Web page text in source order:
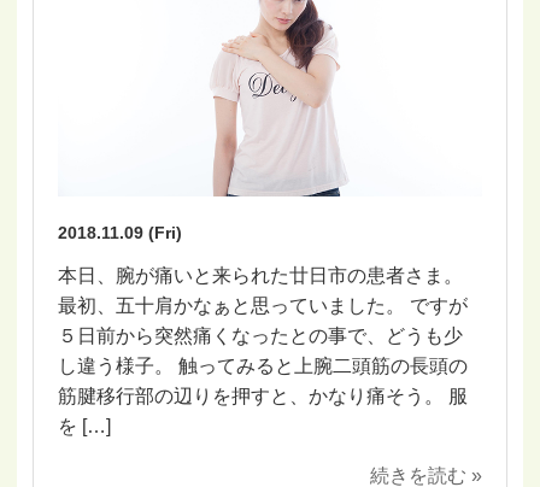
2018.11.09 (Fri)
本日、腕が痛いと来られた廿日市の患者さま。
最初、五十肩かなぁと思っていました。 ですが
５日前から突然痛くなったとの事で、どうも少
し違う様子。 触ってみると上腕二頭筋の長頭の
筋腱移行部の辺りを押すと、かなり痛そう。 服
を […]
続きを読む »